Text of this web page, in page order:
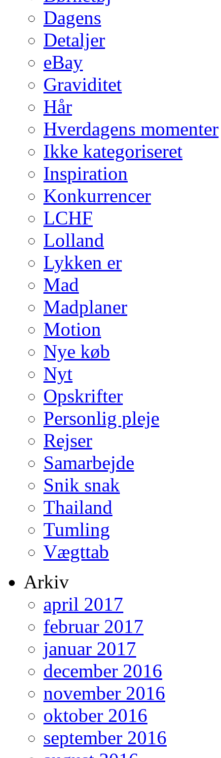
Dagens
Detaljer
eBay
Graviditet
Hår
Hverdagens momenter
Ikke kategoriseret
Inspiration
Konkurrencer
LCHF
Lolland
Lykken er
Mad
Madplaner
Motion
Nye køb
Nyt
Opskrifter
Personlig pleje
Rejser
Samarbejde
Snik snak
Thailand
Tumling
Vægttab
Arkiv
april 2017
februar 2017
januar 2017
december 2016
november 2016
oktober 2016
september 2016